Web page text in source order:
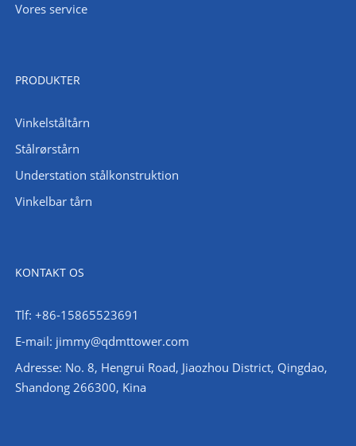
Vores service
PRODUKTER
Vinkelståltårn
Stålrørstårn
Understation stålkonstruktion
Vinkelbar tårn
KONTAKT OS
Tlf: +86-15865523691
E-mail: jimmy@qdmttower.com
Adresse: No. 8, Hengrui Road, Jiaozhou District, Qingdao,
Shandong 266300, Kina